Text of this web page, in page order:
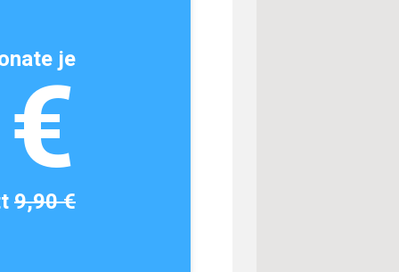
je
9,90 €